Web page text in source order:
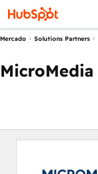
Mercado Solutions Partners
MicroMedia